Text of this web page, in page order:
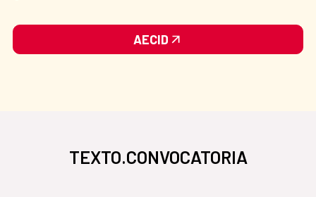
AECID
TEXTO.CONVOCATORIA